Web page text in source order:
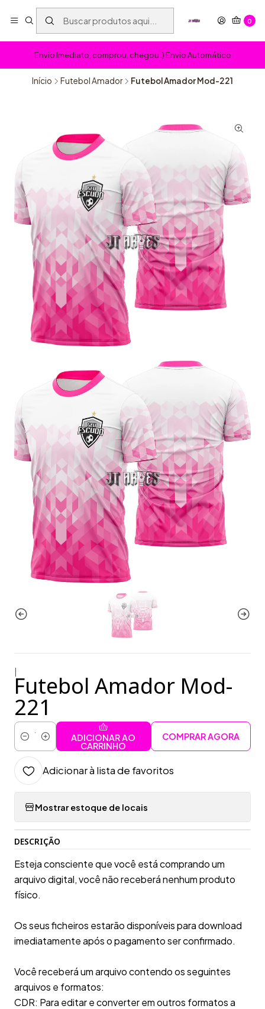
0
Envio Imediato, comprou, chegou :) Envio Automático
Início Futebol Amador Futebol Amador Mod-221
Futebol Amador Mod-
221
Quantidade
ADICIONAR AO
CARRINHO
COMPRAR AGORA
Adicionar à lista de favoritos
Mostrar estoque de locais
DESCRIÇÃO
Esteja consciente que você está comprando um
arquivo digital, você não receberá nenhum produto
físico.
Os seus ficheiros estarão disponíveis para download
imediatamente após o pagamento ser confirmado.
Você receberá um arquivo contendo os seguintes
arquivos e formatos:
CDR: Para editar e converter em outros formatos a